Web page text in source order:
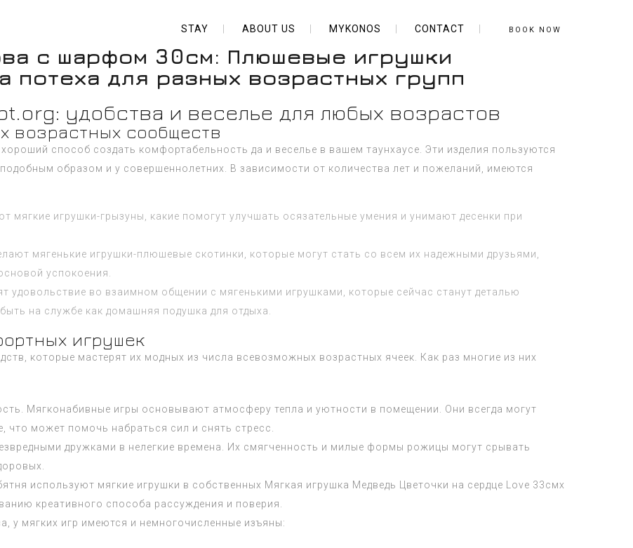
STAY ABOUT US MYKONOS CONTACT BOOK NOW
с шарфом 30см: Плюшевые игрушки
потеха для разных возрастных групп
удобства и веселье для любых возрастов
возрастных сообществ
способ создать комфортабельность да и веселье в вашем таунхаусе. Эти изделия пользуются
образом и у совершеннолетних. В зависимости от количества лет и пожеланий, имеются
мягкие игрушки-грызуны, какие помогут улучшать осязательные умения и унимают десенки при
мягенькие игрушки-плюшевые скотинки, которые могут стать со всем их надежными друзьями,
успокоения.
удовольствие во взаимном общении с мягенькими игрушками, которые сейчас станут деталью
на службе как домашняя подушка для отдыха.
игрушек
которые мастерят их модных из числа всевозможных возрастных ячеек. Как раз многие из них
Мягконабивные игры основывают атмосферу тепла и уютности в помещении. Они всегда могут
может помочь набраться сил и снять стресс.
дружками в нелегкие времена. Их смягченность и милые формы рожицы могут срывать
используют мягкие игрушки в собственных Мягкая игрушка Медведь Цветочки на сердце Love 33смх
креативного способа рассуждения и поверия.
у мягких игр имеются и немногочисленные изъяны: